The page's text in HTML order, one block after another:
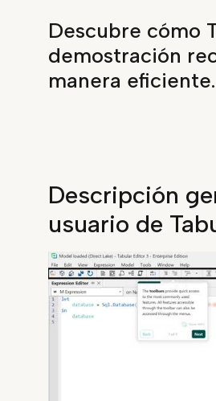
Descubre cómo
demostración
manera eficiente.
Descripción
usuario de